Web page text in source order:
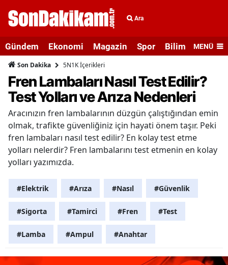
Ara
Gündem Ekonomi Magazin Spor Bilim veMENÜ
Son Dakika 5N1K İçerikleri
Fren Lambaları Nasıl Test Edilir?
Test Yolları ve Arıza Nedenleri
Aracınızın fren lambalarının düzgün çalıştığından emin
olmak, trafikte güvenliğiniz için hayati önem taşır. Peki
fren lambaları nasıl test edilir? En kolay test etme
yolları nelerdir? Fren lambalarını test etmenin en kolay
yolları yazımızda.
#Elektrik #Arıza #Nasıl #Güvenlik
#Sigorta #Tamirci #Fren #Test
#Lamba #Ampul #Anahtar